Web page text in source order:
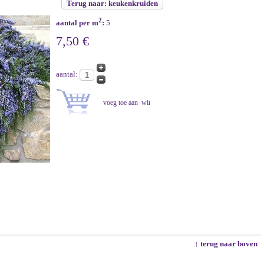
Terug naar: keukenkruiden
aantal per m2: 5
7,50 €
aantal:
↑ terug naar boven